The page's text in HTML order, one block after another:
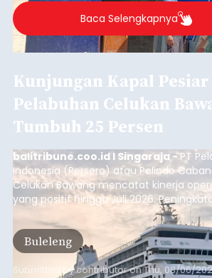
Baca Selengkapnya
Kunjungan Kapal
Pelabuhan Celukan
Tumbuh 25 Persen
balitribune.coo.id I Singaraja -PT
Indonesia (Persero) atau Pelindo
Celukan Bawang mencatat kinerja
yang positif hingga Juli 2026.
dari arus kapal yang mencapai 1,48 juta
Tonnage (GT), atau tumbuh 12,4
dibandingkan periode yang sama
yang tercatat sebesar 1,32 juta GT.
Buleleng
Submitted bycontributoronThu, 08/06/